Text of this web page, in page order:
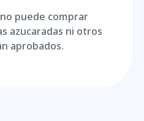
no puede comprar
azucaradas ni otros
aprobados.